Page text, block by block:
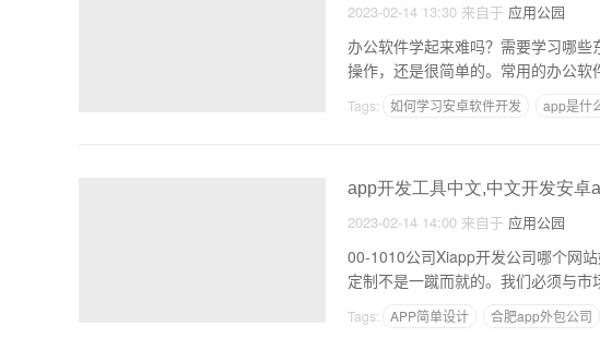
2023-02-14 13:30 来自于 应用公园
办公软件学起来难吗？需要学习哪
操作，还是很简单的。常用的办公
Tags: 如何学习安卓软件开发 app是什
app开发工具中文,中文开发安卓
2023-02-14 14:00 来自于 应用公园
00-1010公司Xiapp开发公司哪个网站好 开发是生命周期的一部分，工作环境和工作时间不断变化。然
定制不是一蹴而就的。我们必须与
Tags: APP简单设计 合肥app外包公司